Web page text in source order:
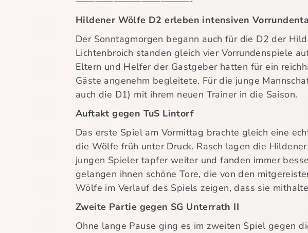
Hildener Wölfe D2 erleben intensiven
Der Sonntagmorgen begann auch für die D2 der
Lichtenbroich standen gleich vier Vorrundenspiele
Eltern und Helfer der Gastgeber hatten für ein
Gäste angenehm begleitete. Für die junge
auch die D1) mit ihrem neuen Trainer in die Saison.
Auftakt gegen TuS Lintorf
Das erste Spiel am Vormittag brachte gleich eine
die Wölfe früh unter Druck. Rasch lagen die
jungen Spieler tapfer weiter und fanden immer
gelangen ihnen schöne Tore, die von den
Wölfe im Verlauf des Spiels zeigen, dass sie
Zweite Partie gegen SG Unterrath II
Ohne lange Pause ging es im zweiten Spiel gegen